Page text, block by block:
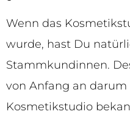
Wenn das
wurde, hast Du
Stammkundinnen.
von Anfang an
Kosmetikstudio